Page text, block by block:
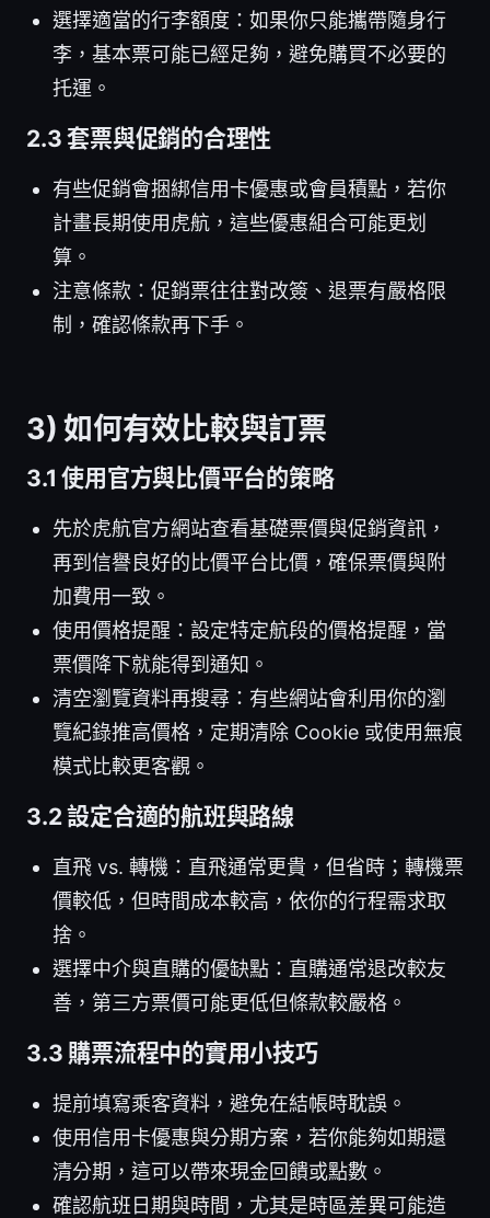
選擇適當的行李額度：如果你只能攜帶隨身行
李，基本票可能已經足夠，避免購買不必要的
托運。
2.3 套票與促銷的合理性
有些促銷會捆綁信用卡優惠或會員積點，若你
計畫長期使用虎航，這些優惠組合可能更划
算。
注意條款：促銷票往往對改簽、退票有嚴格限
制，確認條款再下手。
3) 如何有效比較與訂票
3.1 使用官方與比價平台的策略
先於虎航官方網站查看基礎票價與促銷資訊，
再到信譽良好的比價平台比價，確保票價與附
加費用一致。
使用價格提醒：設定特定航段的價格提醒，當
票價降下就能得到通知。
清空瀏覽資料再搜尋：有些網站會利用你的瀏
覽紀錄推高價格，定期清除 Cookie 或使用無痕
模式比較更客觀。
3.2 設定合適的航班與路線
直飛 vs. 轉機：直飛通常更貴，但省時；轉機票
價較低，但時間成本較高，依你的行程需求取
捨。
選擇中介與直購的優缺點：直購通常退改較友
善，第三方票價可能更低但條款較嚴格。
3.3 購票流程中的實用小技巧
提前填寫乘客資料，避免在結帳時耽誤。
使用信用卡優惠與分期方案，若你能夠如期還
清分期，這可以帶來現金回饋或點數。
確認航班日期與時間，尤其是時區差異可能造